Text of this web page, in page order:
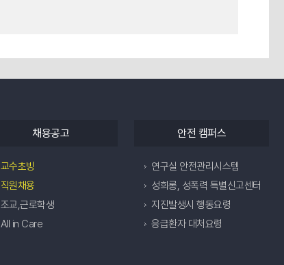
채용공고
교수초빙
직원채용
조교,근로학생
All in Care
안전 캠퍼스
연구실 안전관리시스템
성희롱, 성폭력 특별신고센터
지진발생시 행동요령
응급환자 대처요령